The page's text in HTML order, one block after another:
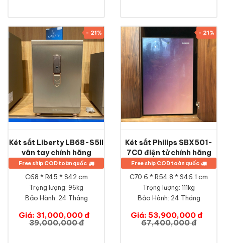
- 21%
Két sắt Liberty LB68-S5II
vân tay chính hãng
Free ship COD toàn quốc
C68 * R45 * S42 cm
Trọng lượng: 96kg
Bảo Hành: 24 Tháng
Giá: 31,000,000 đ
39,000,000 đ
- 21%
Két sắt Philips SBX501-
7C0 điện tử chính hãng
Free ship COD toàn quốc
C70.6 * R54.8 * S46.1 cm
Trọng lượng: 111kg
Bảo Hành: 24 Tháng
Giá: 53,900,000 đ
67,400,000 đ